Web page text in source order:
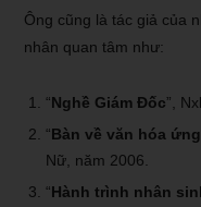
Ông cũng là tác giả của
nhân quan tâm như:
“Nghề Giám Đốc”,
“Bàn về văn hóa
Nữ, năm 2006.
“Hành trình nhân